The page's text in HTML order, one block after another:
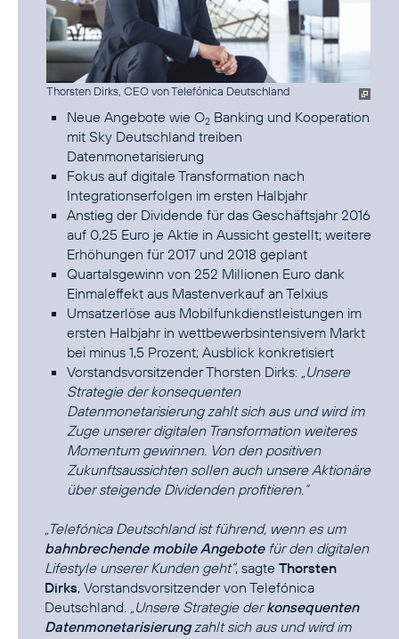
Thorsten Dirks, CEO von Telefónica Deutschland
Neue Angebote wie O2 Banking und Kooperation
mit Sky Deutschland treiben
Datenmonetarisierung
Fokus auf digitale Transformation nach
Integrationserfolgen im ersten Halbjahr
Anstieg der Dividende für das Geschäftsjahr 2016
auf 0,25 Euro je Aktie in Aussicht gestellt; weitere
Erhöhungen für 2017 und 2018 geplant
Quartalsgewinn von 252 Millionen Euro dank
Einmaleffekt aus Mastenverkauf an Telxius
Umsatzerlöse aus Mobilfunkdienstleistungen im
ersten Halbjahr in wettbewerbsintensivem Markt
bei minus 1,5 Prozent; Ausblick konkretisiert
Vorstandsvorsitzender Thorsten Dirks: „Unsere
Strategie der konsequenten
Datenmonetarisierung zahlt sich aus und wird im
Zuge unserer digitalen Transformation weiteres
Momentum gewinnen. Von den positiven
Zukunftsaussichten sollen auch unsere Aktionäre
über steigende Dividenden profitieren.“
„Telefónica Deutschland ist führend, wenn es um
bahnbrechende mobile Angebotefür den digitalen
Lifestyle unserer Kunden geht“, sagte Thorsten
Dirks, Vorstandsvorsitzender von Telefónica
Deutschland. „Unsere Strategie derkonsequenten
Datenmonetarisierungzahlt sich aus und wird im